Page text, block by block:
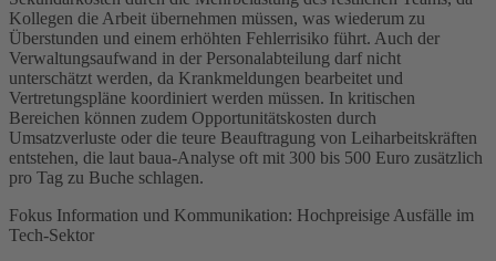
Kollegen die Arbeit übernehmen müssen, was wiederum zu
Überstunden und einem erhöhten Fehlerrisiko führt. Auch der
Verwaltungsaufwand in der Personalabteilung darf nicht
unterschätzt werden, da Krankmeldungen bearbeitet und
Vertretungspläne koordiniert werden müssen. In kritischen
Bereichen können zudem Opportunitätskosten durch
Umsatzverluste oder die teure Beauftragung von Leiharbeitskräften
entstehen, die laut baua-Analyse oft mit 300 bis 500 Euro zusätzlich
pro Tag zu Buche schlagen.
Fokus Information und Kommunikation: Hochpreisige Ausfälle im
Tech-Sektor